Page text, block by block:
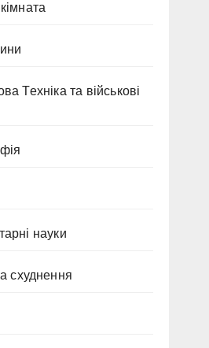
Техніка та військові
науки
схуднення